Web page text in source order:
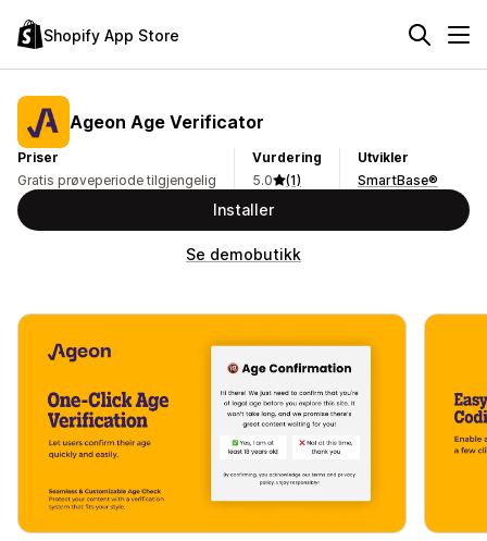
Shopify App Store
Ageon Age Verificator
Priser
Gratis prøveperiode tilgjengelig
Vurdering
5.0
(1)
Utvikler
SmartBase®
Installer
Se demobutikk